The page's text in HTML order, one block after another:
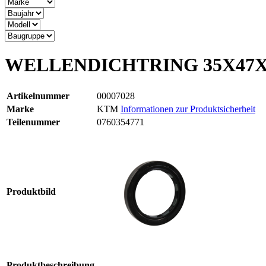
WELLENDICHTRING
Artikelnummer
00007028
Marke
KTM Informationen zur Produktsicherheit
Teilenummer
0760354771
Produktbild